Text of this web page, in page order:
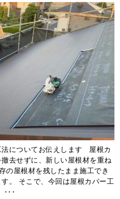
についてお伝えします 屋根カ
去せずに、新しい屋根材を重ね
の屋根材を残したまま施工でき
。 そこで、今回は屋根カバー工
･･･